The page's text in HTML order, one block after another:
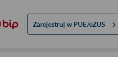
Zarejestruj w PUE/eZUS